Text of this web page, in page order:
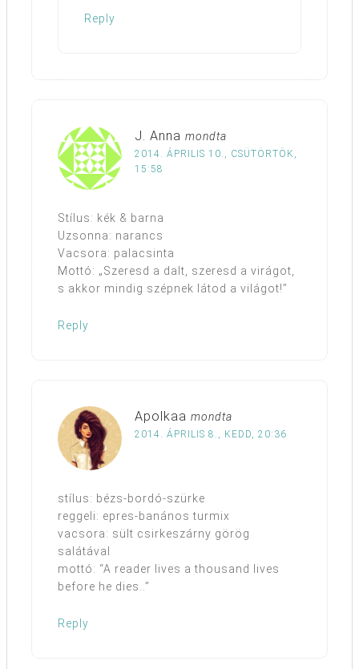
Reply
J. Anna mondta
2014. ÁPRILIS 10., CSÜTÖRTÖK,
15:58
Stílus: kék & barna
Uzsonna: narancs
Vacsora: palacsinta
Mottó: „Szeresd a dalt, szeresd a virágot,
s akkor mindig szépnek látod a világot!”
Reply
Apolkaa mondta
2014. ÁPRILIS 8., KEDD, 20:36
stílus: bézs-bordó-szürke
reggeli: epres-banános turmix
vacsora: sült csirkeszárny görög
salátával
mottó: “A reader lives a thousand lives
before he dies..”
Reply